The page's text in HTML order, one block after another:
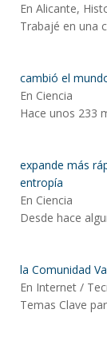
En Alicante,
Trabajé en una
cambió el
En Ciencia
Hace unos 233
expande más
entropía
En Ciencia
Desde hace
la Comunidad
En Internet /
Temas Clave